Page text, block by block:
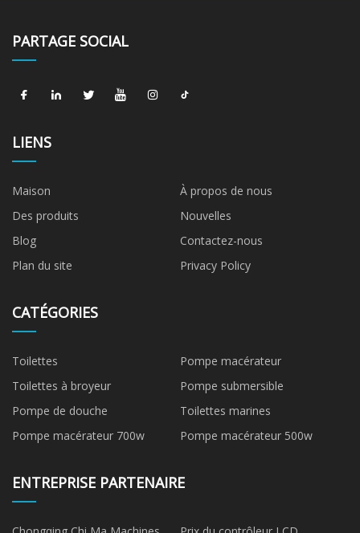
PARTAGE SOCIAL
LIENS
Maison
À propos de nous
Des produits
Nouvelles
Blog
Contactez-nous
Plan du site
Privacy Policy
CATÉGORIES
Toilettes
Pompe macérateur
Toilettes à broyeur
Pompe submersible
Pompe de douche
Toilettes marines
Pompe macérateur 700w
Pompe macérateur 500w
ENTREPRISE PARTENAIRE